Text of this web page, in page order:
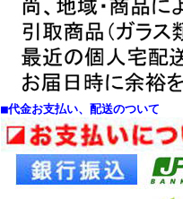
■代金お支払い、配送のついて